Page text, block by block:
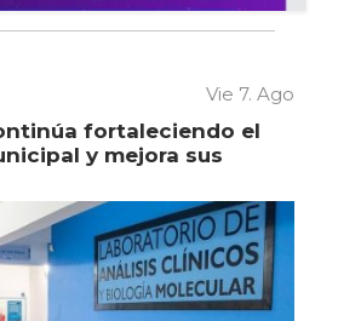
Vie 7. Ago
fortaleciendo el
y mejora sus